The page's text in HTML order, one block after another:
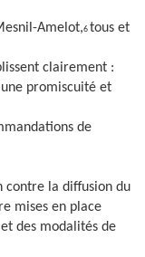
Amelot,6tous et
clairement :
une promiscuité et
de
contre la diffusion du
mises en place
des modalités de